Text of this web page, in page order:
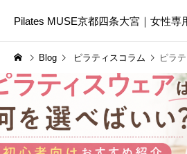
Pilates MUSE京都四条大宮｜女性専
Blog ピラティスコラム ピラティス